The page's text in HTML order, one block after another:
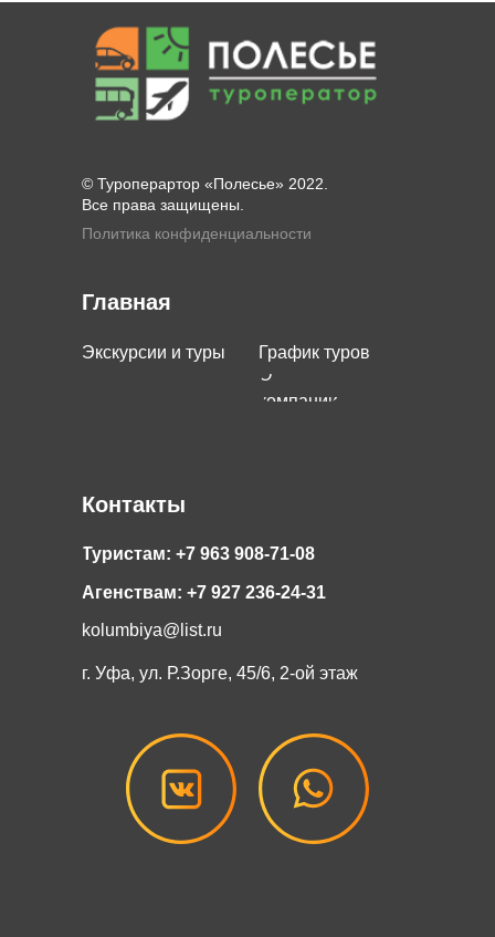
© Туроперартор «Полесье» 2022.
Все права защищены.
Контакты
Туристам: +7 963 908-71-08
Агенствам: +7 927 236-24-31
г. Уфа, ул. Р.Зорге, 45/6, 2-ой этаж
kolumbiya@list.ru
Главная
Экскурсии и туры
График туров
О
компании
Политика конфиденциальности